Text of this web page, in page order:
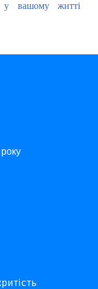
у вашому житті